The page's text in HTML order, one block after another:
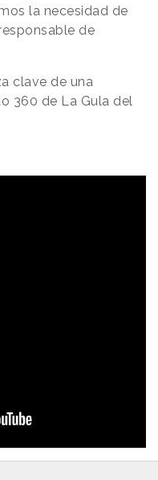
la necesidad de
de
clave de una
360 de La Gula del